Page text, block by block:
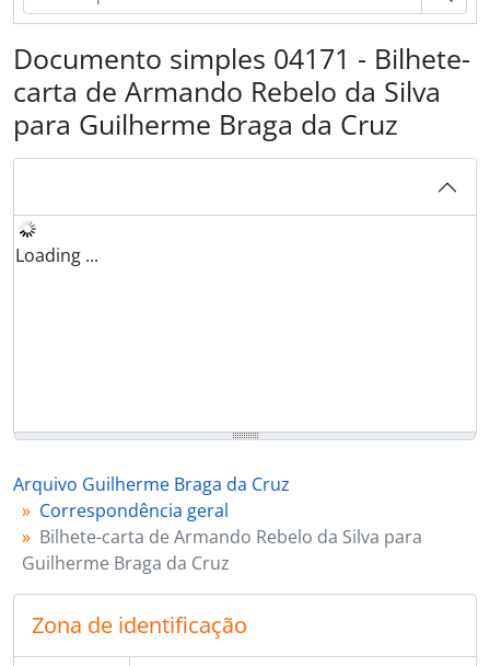
Documento simples 04171 - Bilhete-
carta de Armando Rebelo da Silva
para Guilherme Braga da Cruz
Loading ...
Arquivo Guilherme Braga da Cruz
Correspondência geral
Bilhete-carta de Armando Rebelo da Silva para
Guilherme Braga da Cruz
Zona de identificação